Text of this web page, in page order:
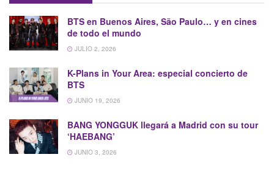
BTS en Buenos Aires, São Paulo… y en cines
de todo el mundo
JULIO 2, 2026
K-Plans in Your Area: especial concierto de
BTS
JUNIO 19, 2026
BANG YONGGUK llegará a Madrid con su tour
‘HAEBANG’
JUNIO 3, 2026